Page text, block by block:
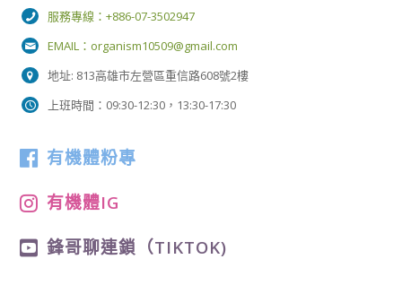
服務專線：+886-07-3502947
EMAIL： organism10509@gmail.com
地址: 813高雄市左營區重信路608號2樓
上班時間：09:30-12:30，13:30-17:30
有機體粉專
有機體IG
鋒哥聊連鎖（TIKTOK)